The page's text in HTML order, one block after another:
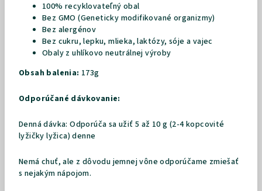
100% recyklovateľný obal
Bez GMO (Geneticky modifikované organizmy)
Bez alergénov
Bez cukru, lepku, mlieka, laktózy, sóje a vajec
Obaly z uhlíkovo neutrálnej výroby
Obsah balenia: 173g
Odporúčané dávkovanie:
Denná dávka: Odporúča sa užiť 5 až 10 g (2-4 kopcovité
lyžičky lyžica) denne
Nemá chuť, ale z dôvodu jemnej vône odporúčame zmiešať
s nejakým nápojom.